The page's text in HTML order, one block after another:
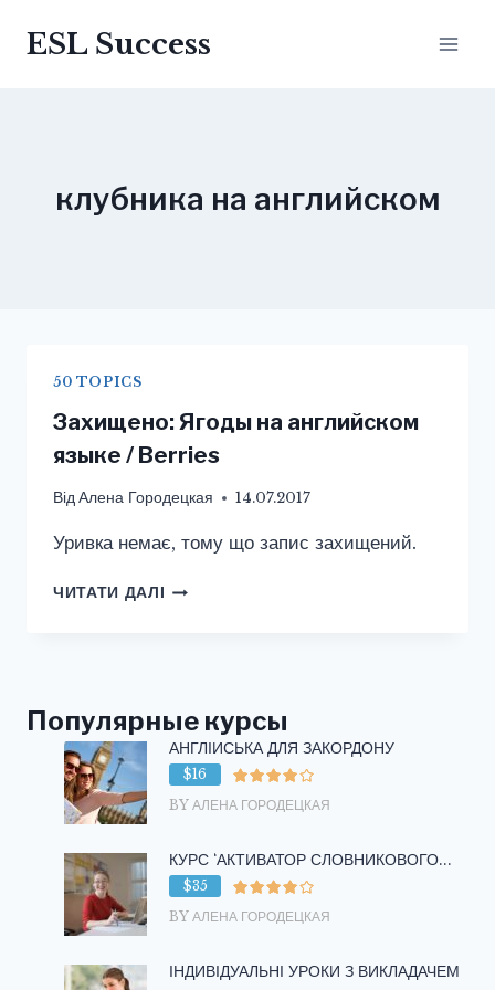
ESL Success
клубника на английском
50 TOPICS
Захищено: Ягоды на английском
языке / Berries
ВідАлена Городецкая 14.07.2017
Уривка немає, тому що запис захищений.
ЧИТАТИ ДАЛІ ЗАХИЩЕНО:
BERRIES
Популярные курсы
АНГЛІЙСЬКА ДЛЯ ЗАКОРДОНУ
$16
BY АЛЕНА ГОРОДЕЦКАЯ
КУРС ‘АКТИВАТОР СЛОВНИКОВОГО...
$35
BY АЛЕНА ГОРОДЕЦКАЯ
ІНДИВІДУАЛЬНІ УРОКИ З ВИКЛАДАЧЕМ